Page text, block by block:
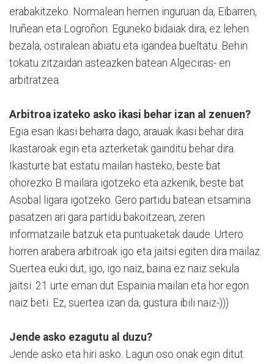
erabakitzeko. Normalean hemen inguruan da, Eibarren,
Iruñean eta Logroñon. Eguneko bidaiak dira, ez lehen
bezala, ostiralean abiatu eta igandea bueltatu. Behin
tokatu zitzaidan asteazken batean Algeciras- en
arbitratzea.
Arbitroa izateko asko ikasi behar izan al zenuen?
Egia esan ikasi beharra dago, arauak ikasi behar dira.
Ikastaroak egin eta azterketak gainditu behar dira.
Ikasturte bat estatu mailan hasteko, beste bat
ohorezko B mailara igotzeko eta azkenik, beste bat
Asobal ligara igotzeko. Gero partidu batean etsamina
pasatzen ari gara partidu bakoitzean, zeren
informatzaile batzuk eta puntuaketak daude. Urtero
horren arabera arbitroak igo eta jaitsi egiten dira mailaz.
Suertea euki dut, igo, igo naiz, baina ez naiz sekula
jaitsi. 21 urte eman dut Espainia mailan eta hor egon
naiz beti. Ez, suertea izan da, gustura ibili naiz-)))
Jende asko ezagutu al duzu?
Jende asko eta hiri asko. Lagun oso onak egin ditut.